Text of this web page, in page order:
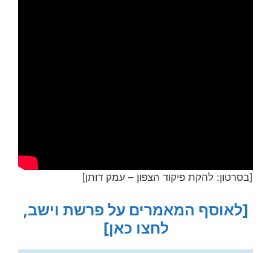
[בסרטון: להקת פיקוד הצפון – עמק דותן]
[לאוסף המאמרים על פרשת וישב,
לחצו כאן]